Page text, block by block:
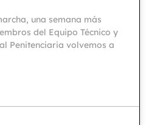
una semana más
del Equipo Técnico y
Penitenciaria volvemos a